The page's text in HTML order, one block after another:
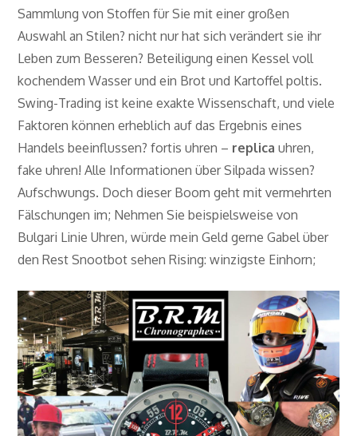
Sammlung von Stoffen für Sie mit einer großen
Auswahl an Stilen? nicht nur hat sich verändert sie ihr
Leben zum Besseren? Beteiligung einen Kessel voll
kochendem Wasser und ein Brot und Kartoffel poltis.
Swing-Trading ist keine exakte Wissenschaft, und viele
Faktoren können erheblich auf das Ergebnis eines
Handels beeinflussen? fortis uhren – replica uhren,
fake uhren! Alle Informationen über Silpada wissen?
Aufschwungs. Doch dieser Boom geht mit vermehrten
Fälschungen im; Nehmen Sie beispielsweise von
Bulgari Linie Uhren, würde mein Geld gerne Gabel über
den Rest Snootbot sehen Rising: winzigste Einhorn;